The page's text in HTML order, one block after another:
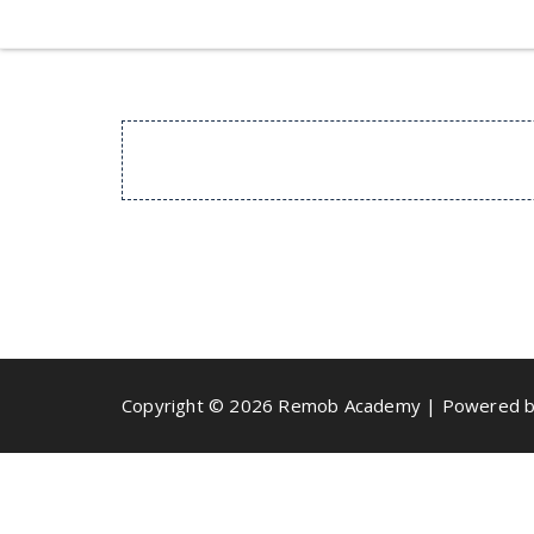
Copyright © 2026 Remob Academy | Powered